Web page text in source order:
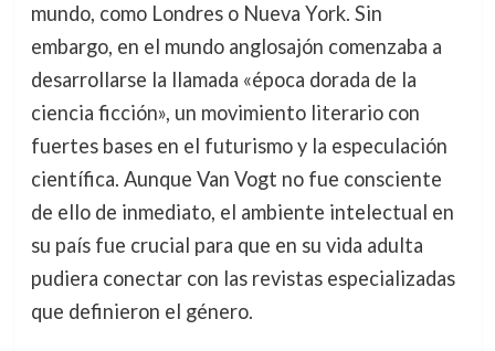
mundo, como Londres o Nueva York. Sin
embargo, en el mundo anglosajón comenzaba a
desarrollarse la llamada «época dorada de la
ciencia ficción», un movimiento literario con
fuertes bases en el futurismo y la especulación
científica. Aunque Van Vogt no fue consciente
de ello de inmediato, el ambiente intelectual en
su país fue crucial para que en su vida adulta
pudiera conectar con las revistas especializadas
que definieron el género.